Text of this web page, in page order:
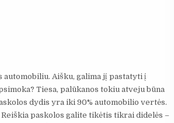
Aišku, galima jį pastatyti į
Tiesa, palūkanos tokiu atveju būna
dydis yra iki 90% automobilio vertės.
paskolos galite tikėtis tikrai didelės –